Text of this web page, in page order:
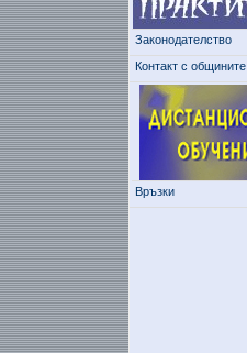
Законодателство
Контакт с общините
Връзки